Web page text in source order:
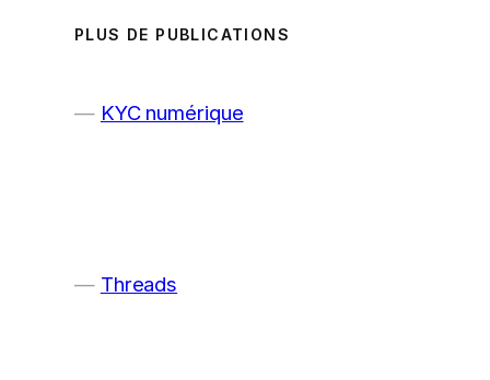
PLUS DE PUBLICATIONS
KYC numérique
Threads